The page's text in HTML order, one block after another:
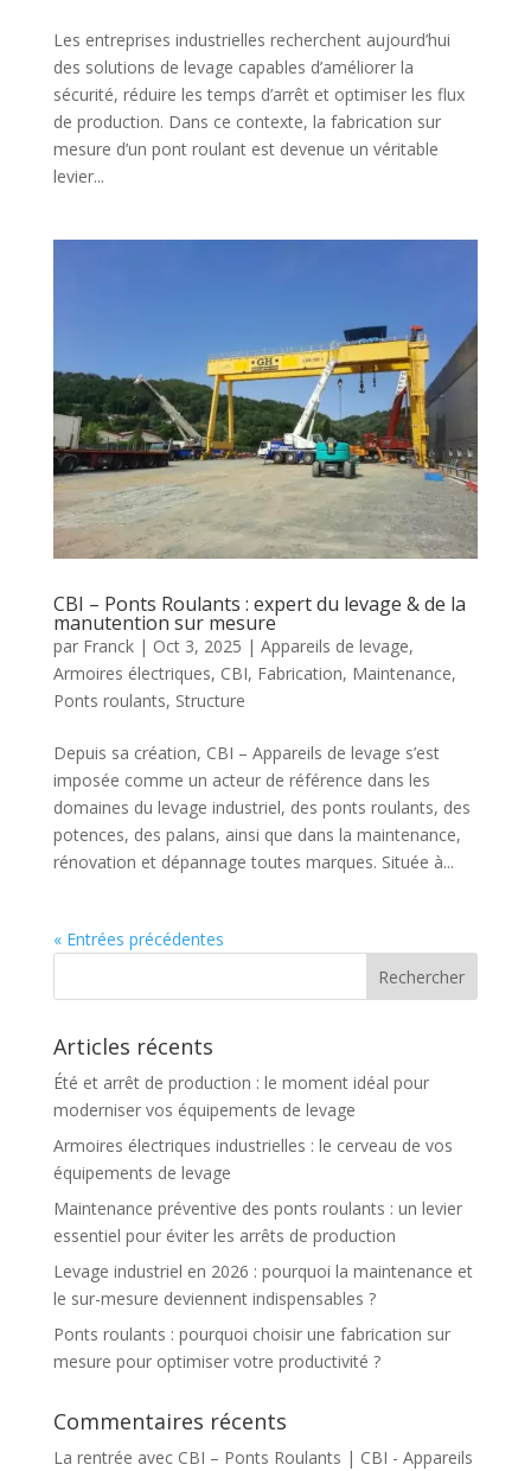
Les entreprises industrielles recherchent aujourd’hui
des solutions de levage capables d’améliorer la
sécurité, réduire les temps d’arrêt et optimiser les flux
de production. Dans ce contexte, la fabrication sur
mesure d’un pont roulant est devenue un véritable
levier...
CBI – Ponts Roulants : expert du levage & de la
manutention sur mesure
par Franck| Oct 3, 2025 | Appareils de levage,
Armoires électriques, CBI, Fabrication, Maintenance,
Ponts roulants, Structure
Depuis sa création, CBI – Appareils de levage s’est
imposée comme un acteur de référence dans les
domaines du levage industriel, des ponts roulants, des
potences, des palans, ainsi que dans la maintenance,
rénovation et dépannage toutes marques. Située à...
« Entrées précédentes
Articles récents
Été et arrêt de production : le moment idéal pour
moderniser vos équipements de levage
Armoires électriques industrielles : le cerveau de vos
équipements de levage
Maintenance préventive des ponts roulants : un levier
essentiel pour éviter les arrêts de production
Levage industriel en 2026 : pourquoi la maintenance et
le sur-mesure deviennent indispensables ?
Ponts roulants : pourquoi choisir une fabrication sur
mesure pour optimiser votre productivité ?
Commentaires récents
La rentrée avec CBI – Ponts Roulants | CBI - Appareils